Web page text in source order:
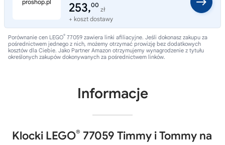
253,00
zł
+ koszt dostawy
Porównanie cen LEGO® 77059 zawiera linki afiliacyjne. Jeśli dokonasz zakupu za
pośrednictwem jednego z nich, możemy otrzymać prowizję bez dodatkowych
kosztów dla Ciebie. Jako Partner Amazon otrzymujemy wynagrodzenie z tytułu
określonych zakupów dokonywanych za pośrednictwem linków.
Informacje
Klocki LEGO® 77059 Timmy i Tommy na